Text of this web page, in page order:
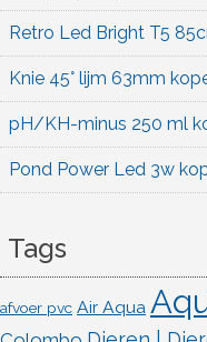
Retro Led Bright T5
Knie 45° lijm 63mm
pH/KH-minus 250 ml
Pond Power Led 3w
Tags
afvoer pvc Air Aqua